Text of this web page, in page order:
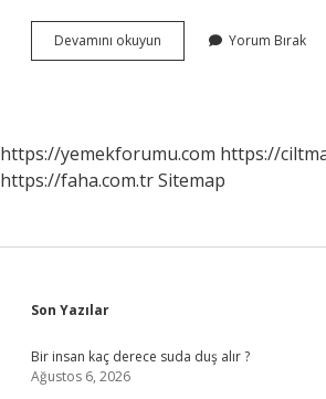
Devamını okuyun
Altında
Yorum Bırak
https://yemekforumu.com https://
https://faha.com.trSitemap
Sidebar
Son Yazılar
Bir insan kaç derece suda duş alır ?
Ağustos 6, 2026